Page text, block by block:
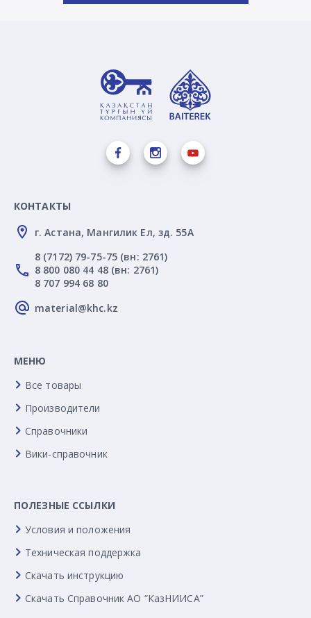
КОНТАКТЫ
г. Астана, Мангилик Ел, зд. 55А
8 (7172) 79-75-75 (вн: 2761)
8 800 080 44 48 (вн: 2761)
8 707 994 68 80
material@khc.kz
МЕНЮ
Все товары
Производители
Справочники
Вики-справочник
ПОЛЕЗНЫЕ ССЫЛКИ
Условия и положения
Техническая поддержка
Скачать инструкцию
Скачать Справочник АО “КазНИИСА”